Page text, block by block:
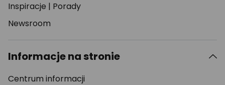
Inspiracje | Porady
Newsroom
Informacje na stronie
Centrum informacji